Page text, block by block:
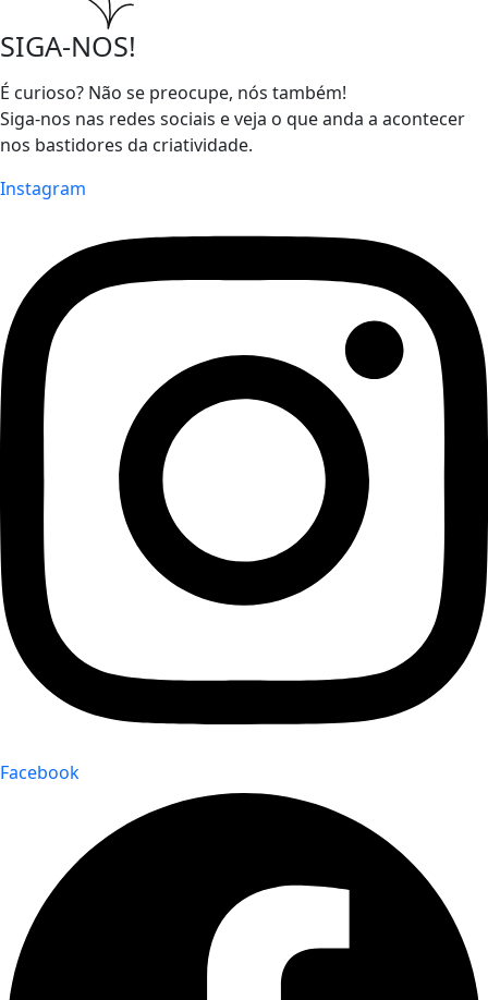
SIGA-NOS!
É curioso? Não se preocupe, nós também!
Siga-nos nas redes sociais e veja o que anda a acontecer
nos bastidores da criatividade.
Instagram
Facebook